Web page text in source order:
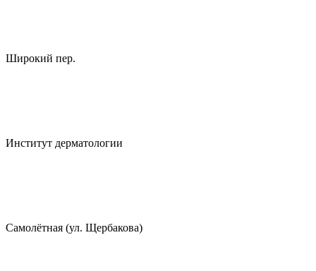
Широкий пер.
Институт дерматологии
Самолётная (ул. Щербакова)